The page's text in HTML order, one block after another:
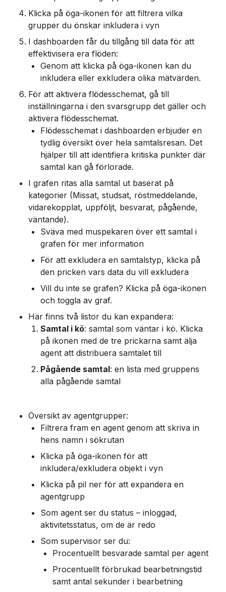
Klicka på öga-ikonen för att filtrera vilka
grupper du önskar inkludera i vyn
I dashboarden får du tillgång till data för att
effektivisera era flöden:
Genom att klicka på öga-ikonen kan du
inkludera eller exkludera olika mätvärden.
För att aktivera flödesschemat, gå till
inställningarna i den svarsgrupp det gäller och
aktivera flödesschemat.
Flödesschemat i dashboarden erbjuder en
tydlig översikt över hela samtalsresan. Det
hjälper till att identifiera kritiska punkter där
samtal kan gå förlorade.
I grafen ritas alla samtal ut baserat på
kategorier (Missat, studsat, röstmeddelande,
vidarekopplat, uppföljt, besvarat, pågående,
väntande).
Sväva med muspekaren över ett samtal i
grafen för mer information
För att exkludera en samtalstyp, klicka på
den pricken vars data du vill exkludera
Vill du inte se grafen? Klicka på öga-ikonen
och toggla av graf.
Här finns två listor du kan expandera:
Samtal i kö: samtal som väntar i kö. Klicka
på ikonen med de tre prickarna samt älja
agent att distribuera samtalet till
Pågående samtal: en lista med gruppens
alla pågående samtal
Översikt av agentgrupper:
Filtrera fram en agent genom att skriva in
hens namn i sökrutan
Klicka på öga-ikonen för att
inkludera/exkludera objekt i vyn
Klicka på pil ner för att expandera en
agentgrupp
Som agent ser du status – inloggad,
aktivitetsstatus, om de är redo
Som supervisor ser du:
Procentuellt besvarade samtal per agent
Procentuellt förbrukad bearbetningstid
samt antal sekunder i bearbetning